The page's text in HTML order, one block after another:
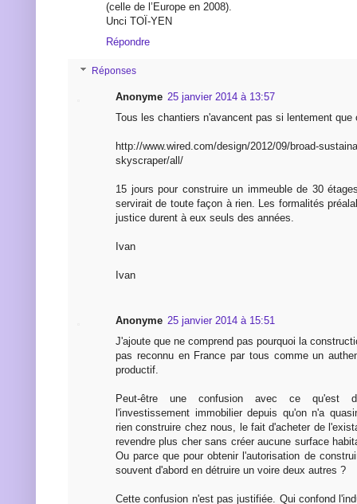
(celle de l’Europe en 2008).
Unci TOÏ-YEN
Répondre
Réponses
Anonyme 25 janvier 2014 à 13:57
Tous les chantiers n'avancent pas si lentement que
http://www.wired.com/design/2012/09/broad-
skyscraper/all/
15 jours pour construire un immeuble de 30
servirait de toute façon à rien. Les formalités
justice durent à eux seuls des années.
Ivan
Ivan
Anonyme 25 janvier 2014 à 15:51
J'ajoute que ne comprend pas pourquoi la
pas reconnu en France par tous comme un
productif.
Peut-être une confusion avec ce qu'est
l'investissement immobilier depuis qu'on n'a
rien construire chez nous, le fait d'acheter de
revendre plus cher sans créer aucune surface
Ou parce que pour obtenir l'autorisation de
souvent d'abord en détruire un voire deux autres ?
Cette confusion n'est pas justifiée. Qui confond